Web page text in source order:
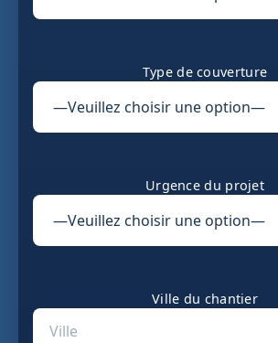
Type de couverture
Urgence du projet
Ville du chantier